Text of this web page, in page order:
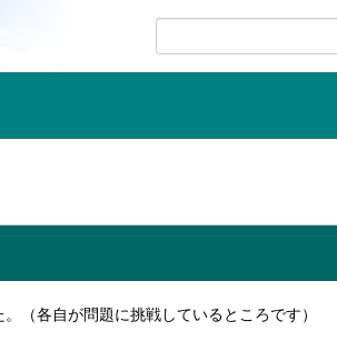
（各自が問題に挑戦しているところです）